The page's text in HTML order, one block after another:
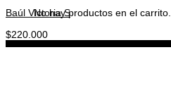
No hay productos en el carrito.
Baúl Victoria S
$220.000